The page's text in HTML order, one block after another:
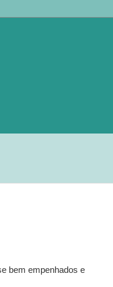
bem empenhados e